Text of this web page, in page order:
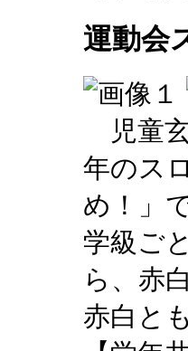
運動会
児童
年のス
め！」
学級ご
ら、赤
赤白と